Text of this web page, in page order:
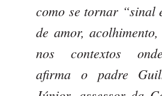
como se tornar “sinal
de amor,
nos contextos
afirma o padre